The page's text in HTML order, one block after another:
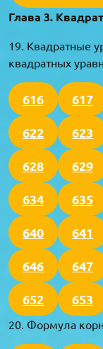
Глава 3.
19. Квадратные
квадратных
616 617
622 623
628 629
634 635
640 641
646 647
652 653
20. Формула